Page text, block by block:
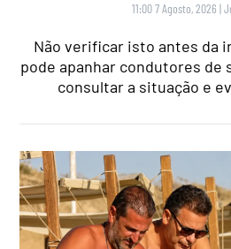
11:00 7 Agosto, 2026 |
Não verificar isto antes da
pode apanhar condutores de
consultar a situação e